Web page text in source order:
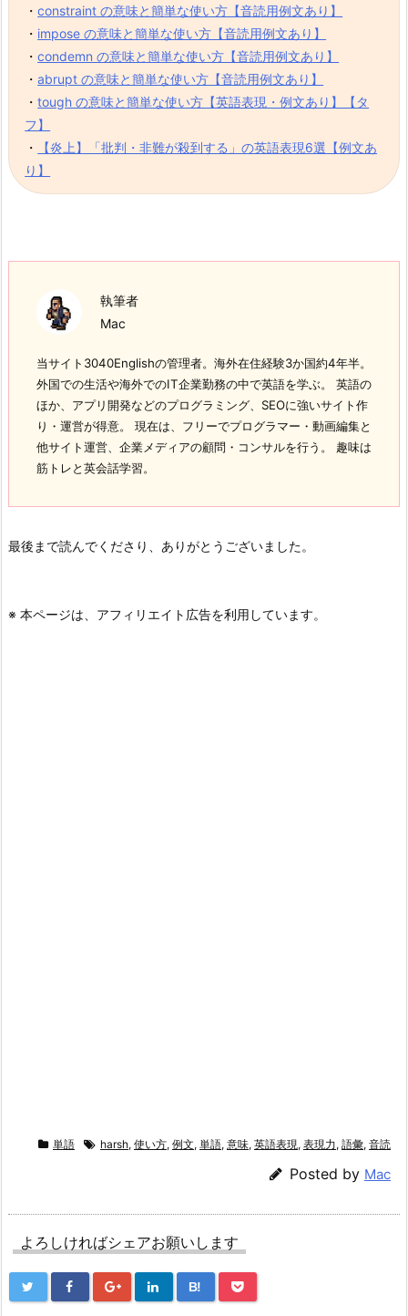
・constraint の意味と簡単な使い方【音読用例文あり】
・ impose の意味と簡単な使い方【音読用例文あり】
・condemn の意味と簡単な使い方【音読用例文あり】
・abrupt の意味と簡単な使い方【音読用例文あり】
・tough の意味と簡単な使い方【英語表現・例文あり】【タ
フ】
・
【炎上】「批判・非難が殺到する」の英語表現6選【例文あ
り】
執筆者
Mac
当サイト3040Englishの管理者。海外在住経験3か国約4年半。
外国での生活や海外でのIT企業勤務の中で英語を学ぶ。 英語の
ほか、アプリ開発などのプログラミング、SEOに強いサイト作
り・運営が得意。 現在は、フリーでプログラマー・動画編集と
他サイト運営、企業メディアの顧問・コンサルを行う。 趣味は
筋トレと英会話学習。
最後まで読んでくださり、ありがとうございました。
※ 本ページは、アフィリエイト広告を利用しています。
単語 harsh, 使い方, 例文, 単語, 意味, 英語表現, 表現力, 語彙, 音読
Posted by Mac
よろしければシェアお願いします
B!